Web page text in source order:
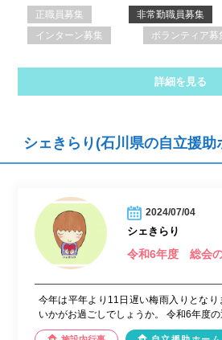
正職員募集 非常勤職員募集
インターン募集
ボランティア募
詳細を見る
シェきらり(石川県の自立援助
2024/07/04
シェきらり
令和6年度 総会
今年は平年より11日遅い梅雨入りとなり
いかがお過ごしでしょうか。 令和6年度